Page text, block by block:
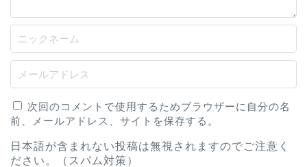
次回のコメントで使用するためブラウザーに自分の名
前、メールアドレス、サイトを保存する。
日本語が含まれない投稿は無視されますのでご注意く
ださい。（スパム対策）